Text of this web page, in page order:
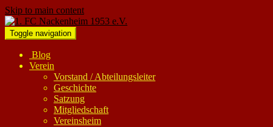
Skip to main content
Toggle navigation
Blog
Verein
Vorstand / Abteilungsleiter
Geschichte
Satzung
Mitgliedschaft
Vereinsheim